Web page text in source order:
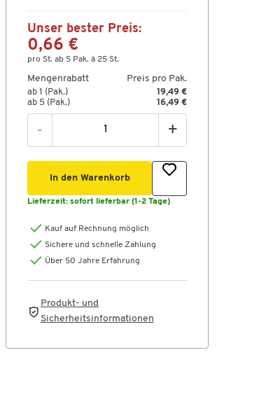
Unser bester Preis:
0,66 €
pro St. ab 5 Pak. à 25 St.
Mengenrabatt Preis pro Pak.
ab 1 (Pak.)
19,49 €
ab 5 (Pak.)
16,49 €
- +
In den Warenkorb
Lieferzeit: sofort lieferbar (1-2 Tage)
Kauf auf Rechnung möglich
Sichere und schnelle Zahlung
Über 50 Jahre Erfahrung
Produkt- und
Sicherheitsinformationen